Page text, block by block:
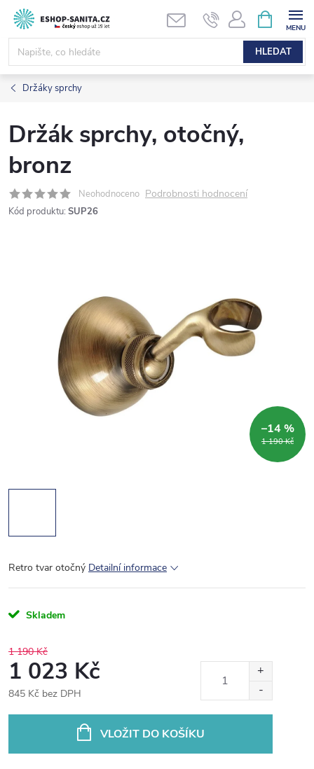
Přejít
obsah
HLEDAT
NÁKUPNÍ
KOŠÍK
Držáky sprchy
Držák sprchy, otočný,
bronz
Neohodnoceno Podrobnosti hodnocení
Kód produktu: SUP26
1 190 Kč
–14 %
Retro tvar otočný Detailní informace
Skladem
1 190 Kč
1 023 Kč
845 Kč bez DPH
VLOŽIT DO KOŠÍKU